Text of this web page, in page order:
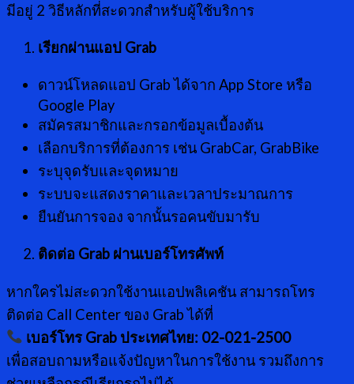
มีอยู่ 2 วิธีหลักที่สะดวกสำหรับผู้ใช้บริการ
เรียกผ่านแอป Grab
ดาวน์โหลดแอป Grab ได้จาก App Store หรือ
Google Play
สมัครสมาชิกและกรอกข้อมูลเบื้องต้น
เลือกบริการที่ต้องการ เช่น GrabCar, GrabBike
ระบุจุดรับและจุดหมาย
ระบบจะแสดงราคาและเวลาประมาณการ
ยืนยันการจอง จากนั้นรอคนขับมารับ
ติดต่อ Grab ผ่านเบอร์โทรศัพท์
หากใครไม่สะดวกใช้งานแอปพลิเคชัน สามารถโทร
ติดต่อ Call Center ของ Grab ได้ที่
เบอร์โทร Grab ประเทศไทย: 02-021-2500
เพื่อสอบถามหรือแจ้งปัญหาในการใช้งาน รวมถึงการ